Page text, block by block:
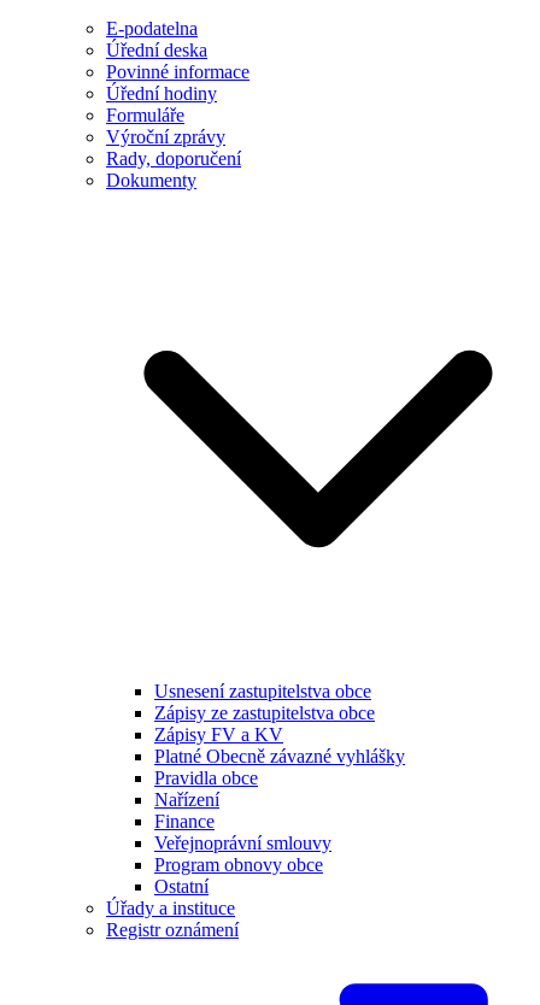
E-podatelna
Úřední deska
Povinné informace
Úřední hodiny
Formuláře
Výroční zprávy
Rady, doporučení
Dokumenty
Usnesení zastupitelstva obce
Zápisy ze zastupitelstva obce
Zápisy FV a KV
Platné Obecně závazné vyhlášky
Pravidla obce
Nařízení
Finance
Veřejnoprávní smlouvy
Program obnovy obce
Ostatní
Úřady a instituce
Registr oznámení